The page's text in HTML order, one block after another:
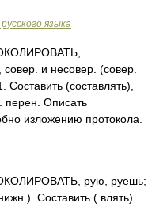
языка
и несовер. (совер.
Составить (составлять),
перен. Описать
изложению протокола.
рую, руешь;
Составить ( влять)